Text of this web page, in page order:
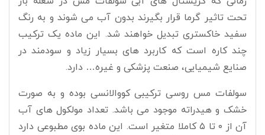
تحت تاثیر گرما قرار بگیرند بدون آب می شوند و به رنگ
سفید خاکستری تبدیل خواهند شد. این ماده یک ترکیب
چند کاره است که کاربرد های بسیار زیاد و سودمند در
صنایع شیمیایی، صنعت پزشکی و غیره… دارد.
سولفات مس روسی ترکیبی کووالانسی بوده و به صورت
خشک و هیدراته موجود می باشد. تعداد مولکول های آب
آن از ۰ تا ۵ کاملا متغیر است. این ماده بوی مطبوعی دارد